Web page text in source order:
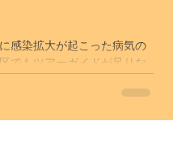
感染拡大が起こった病気の
でもツアーガイドが足りな
イドが就労ビザで働いてい